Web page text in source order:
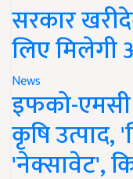
सरकार
लिए मिलेगी
News
इफको-एमसी
कृषि उत्पाद,
'नेक्सावेट',